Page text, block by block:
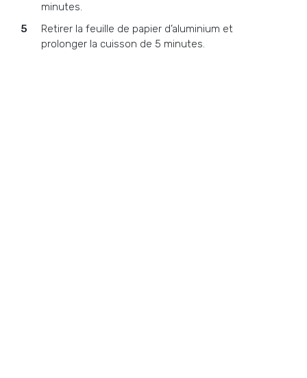
minutes.
Retirer la feuille de papier d’aluminium et
prolonger la cuisson de 5 minutes.